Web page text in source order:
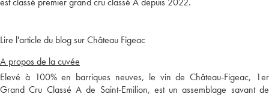
Lire l'article du blog sur Château Figeac
A propos de la cuvée
Elevé à 100% en barriques neuves, le vin de Château-Figeac, 1er
Grand Cru Classé A de Saint-Emilion, est un assemblage savant de